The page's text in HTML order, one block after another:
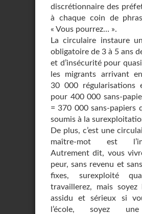
discrétionnaire des
à chaque coin de
« Vous pourrez… ».
La circulaire instaure
obligatoire de 3 à 5 ans
et d’insécurité pour
les migrants arrivant
30 000 régularisations
pour 400 000 sans-
= 370 000 sans-papiers
soumis à la
De plus, c’est une
maître-mot est
Autrement dit, vous
peur, sans revenu et
fixes, surexploité
travaillerez, mais soyez
assidu et sérieux si
l’école, soyez